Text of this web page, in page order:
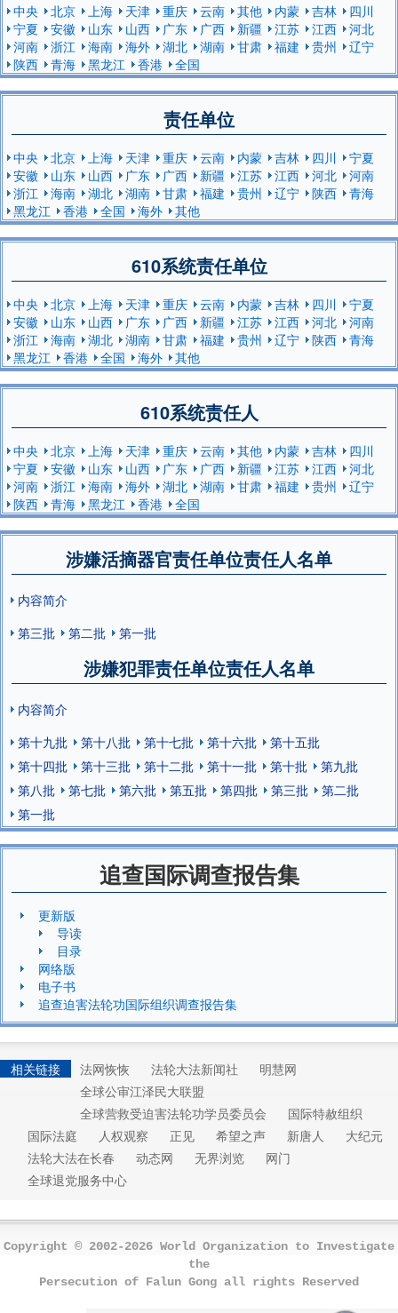
中央 北京 上海 天津 重庆 云南 其他 内蒙 吉林
四川
宁夏
安徽 山东 山西 广东 广西 新疆 江苏 江西
河北
河南
浙江 海南 海外 湖北 湖南 甘肃 福建 贵州
辽宁
陕西
青海 黑龙江 香港 全国
责任单位
中央 北京 上海 天津 重庆 云南 内蒙 吉林 四川
宁夏
安徽
山东 山西 广东 广西 新疆 江苏 江西 河北
河南
浙江
海南 湖北 湖南 甘肃 福建 贵州 辽宁 陕西
青海
黑龙江
香港 全国 海外 其他
610系统责任单位
中央 北京 上海 天津 重庆 云南 内蒙 吉林 四川
宁夏
安徽
山东 山西 广东 广西 新疆 江苏 江西 河北
河南
浙江
海南 湖北 湖南 甘肃 福建 贵州 辽宁 陕西
青海
黑龙江
香港 全国 海外 其他
610系统责任人
中央 北京 上海 天津 重庆 云南 其他 内蒙 吉林
四川
宁夏
安徽 山东 山西 广东 广西 新疆 江苏 江西
河北
河南
浙江 海南 海外 湖北 湖南 甘肃 福建 贵州
辽宁
陕西
青海 黑龙江 香港 全国
涉嫌活摘器官责任单位责任人名单
内容简介
第三批
第二批 第一批
涉嫌犯罪责任单位责任人名单
内容简介
第十九批
第十八批 第十七批 第十六批
第十五批
第十四批
第十三批 第十二批 第十一批 第十批
第九批
第八批
第七批 第六批 第五批 第四批 第三批
第二批
第一批
追查国际调查报告集
更新版
导读
目录
网络版
电子书
追查迫害法轮功国际组织调查报告集
相关链接 法网恢恢 法轮大法新闻社
明慧网
全球公审江泽民大联盟
全球营救受迫害法轮功学员委员会
国际特赦组织
国际法庭
人权观察 正见 希望之声 新唐人
大纪元
法轮大法在长春
动态网 无界浏览
网门
全球退党服务中心
Copyright © 2002-2026 World Organization to Investigate
the
Persecution of Falun Gong all rights Reserved